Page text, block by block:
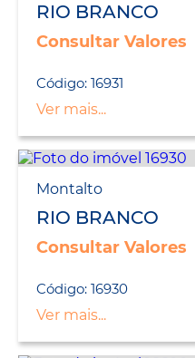
RIO BRANCO
Consultar Valores
Código: 16931
Ver mais...
Montalto
RIO BRANCO
Consultar Valores
Código: 16930
Ver mais...